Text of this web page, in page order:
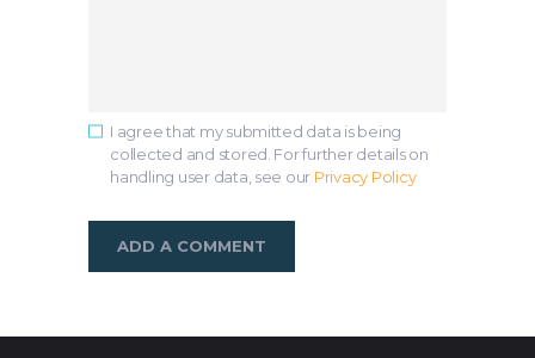
I agree that my submitted data is being
collected and stored. For further details on
handling user data, see our Privacy Policy